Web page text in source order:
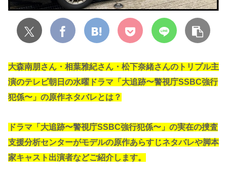
大森南朋さん・相葉雅紀さん・松下奈緒さんのトリプル主
演のテレビ朝日の水曜ドラマ「大追跡〜警視庁SSBC強行
犯係〜」の原作ネタバレとは？
ドラマ「大追跡〜警視庁SSBC強行犯係〜」の実在の捜査
支援分析センターがモデルの原作あらすじネタバレや脚本
家キャスト出演者などご紹介します。